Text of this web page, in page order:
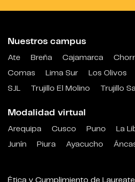
Nuestros campus
Ate Breña Cajamarca
Comas
Lima Sur
Los Olivos
SJL
Trujillo El Molino Trujillo
Modalidad virtual
Arequipa Cusco Puno
La
Junín
Piura Ayacucho
Ética y Cumplimiento de Laureate